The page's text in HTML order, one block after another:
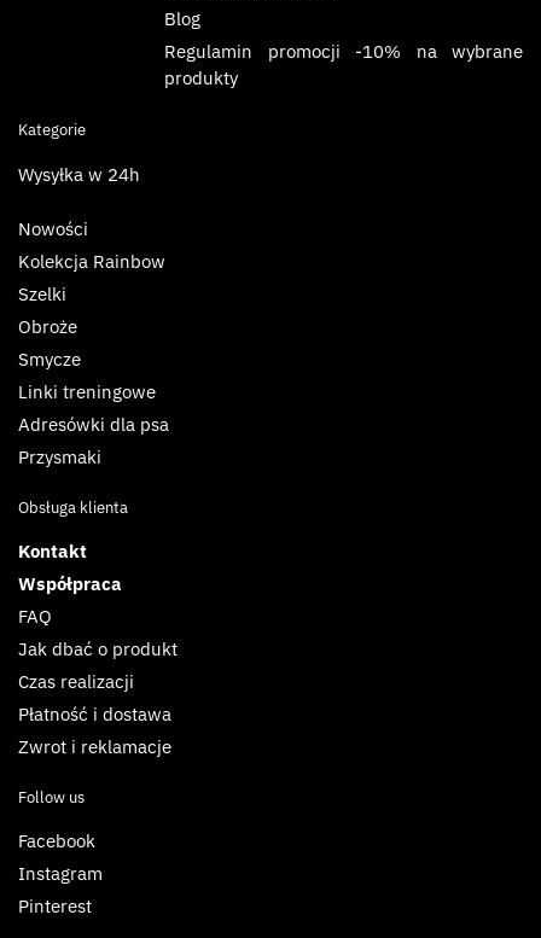
Blog
Regulamin promocji -10% na wybrane
produkty
Kategorie
Wysyłka w 24h
Nowości
Kolekcja Rainbow
Szelki
Obroże
Smycze
Linki treningowe
Adresówki dla psa
Przysmaki
Obsługa klienta
Kontakt
Współpraca
FAQ
Jak dbać o produkt
Czas realizacji
Płatność i dostawa
Zwrot i reklamacje
Follow us
Facebook
Instagram
Pinterest